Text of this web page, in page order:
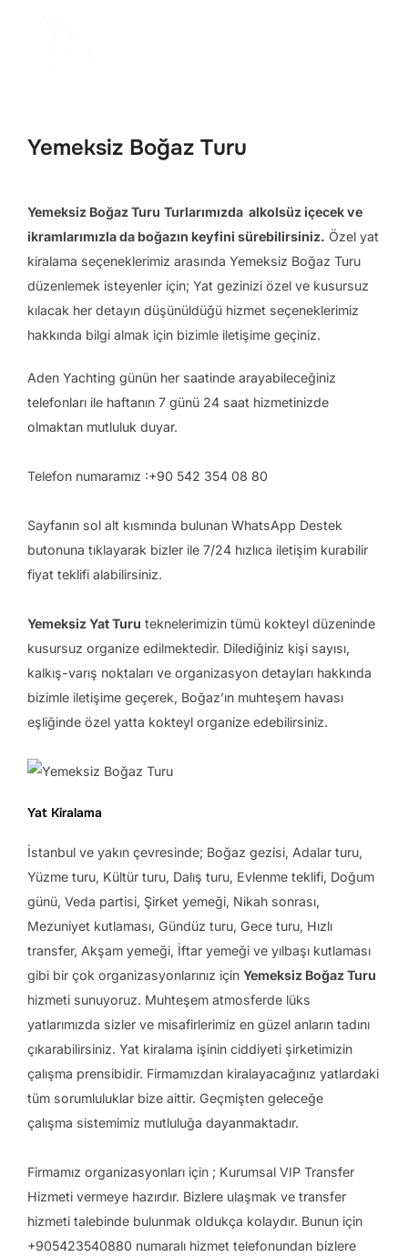
Yemeksiz Boğaz Turu
Yemeksiz Boğaz Turu Turlarımızda alkolsüz içecek ve
ikramlarımızla da boğazın keyfini sürebilirsiniz. Özel yat
kiralama seçeneklerimiz arasında Yemeksiz Boğaz Turu
düzenlemek isteyenler için; Yat gezinizi özel ve kusursuz
kılacak her detayın düşünüldüğü hizmet seçeneklerimiz
hakkında bilgi almak için bizimle iletişime geçiniz.
Aden Yachting günün her saatinde arayabileceğiniz
telefonları ile haftanın 7 günü 24 saat hizmetinizde
olmaktan mutluluk duyar.
Telefon numaramız :+90 542 354 08 80
Sayfanın sol alt kısmında bulunan WhatsApp Destek
butonuna tıklayarak bizler ile 7/24 hızlıca iletişim kurabilir
fiyat teklifi alabilirsiniz.
Yemeksiz Yat Turu teknelerimizin tümü kokteyl düzeninde
kusursuz organize edilmektedir. Dilediğiniz kişi sayısı,
kalkış-varış noktaları ve organizasyon detayları hakkında
bizimle iletişime geçerek, Boğaz’ın muhteşem havası
eşliğinde özel yatta kokteyl organize edebilirsiniz.
Yat Kiralama
İstanbul ve yakın çevresinde; Boğaz gezisi, Adalar turu,
Yüzme turu, Kültür turu, Dalış turu, Evlenme teklifi, Doğum
günü, Veda partisi, Şirket yemeği, Nikah sonrası,
Mezuniyet kutlaması, Gündüz turu, Gece turu, Hızlı
transfer, Akşam yemeği, İftar yemeği ve yılbaşı kutlaması
gibi bir çok organizasyonlarınız için Yemeksiz Boğaz Turu
hizmeti sunuyoruz. Muhteşem atmosferde lüks
yatlarımızda sizler ve misafirlerimiz en güzel anların tadını
çıkarabilirsiniz. Yat kiralama işinin ciddiyeti şirketimizin
çalışma prensibidir. Firmamızdan kiralayacağınız yatlardaki
tüm sorumluluklar bize aittir. Geçmişten geleceğe
çalışma sistemimiz mutluluğa dayanmaktadır.
Firmamız organizasyonları için ; Kurumsal VIP Transfer
Hizmeti vermeye hazırdır. Bizlere ulaşmak ve transfer
hizmeti talebinde bulunmak oldukça kolaydır. Bunun için
+905423540880 numaralı hizmet telefonundan bizlere